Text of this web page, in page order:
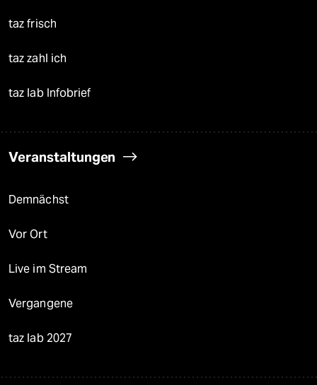
taz frisch
taz zahl ich
taz lab Infobrief
Veranstaltungen
Demnächst
Vor Ort
Live im Stream
Vergangene
taz lab 2027